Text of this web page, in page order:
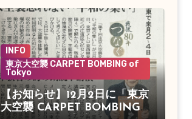
INFO
東京大空襲 CARPET BOMBING of
Tokyo
【お知らせ】12月2日に「東京
大空襲 CARPET BOMBING